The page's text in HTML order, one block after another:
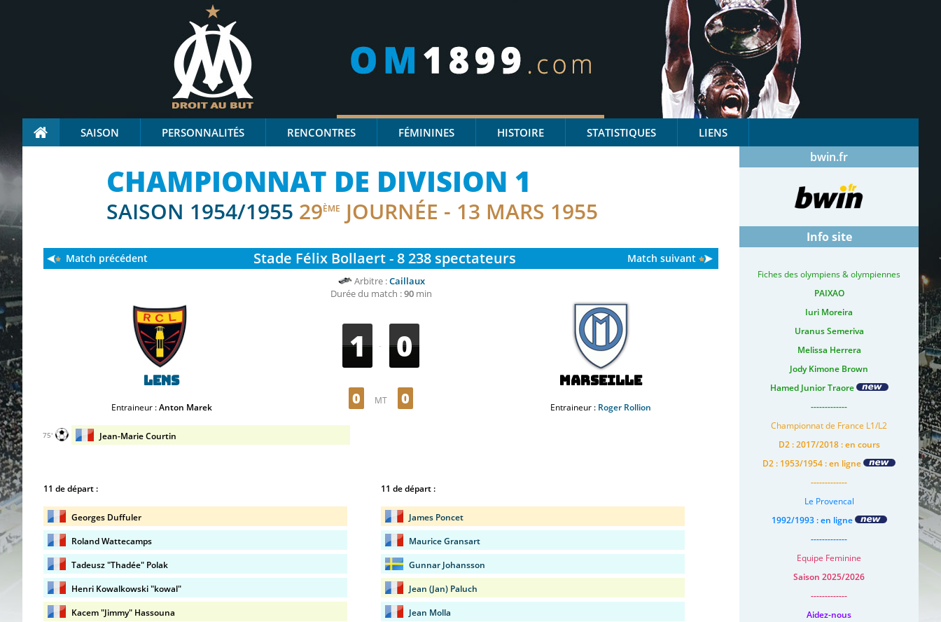
SAISON PERSONNALITÉS RENCONTRES FÉMININES HISTOIRE STATISTIQUES LIENS
CHAMPIONNAT DE DIVISION 1
SAISON 1954/1955 29ÈME JOURNÉE - 13 MARS 1955
Stade Félix Bollaert - 8 238 spectateurs
Match précédent Match suivant
Arbitre :Caillaux
Durée du match :90min
Lens
Entraineur :Anton Marek
1 - 0
0 MT 0
Marseille
Entraineur : Roger Rollion
Jean-Marie Courtin
75'
11 de départ :
Georges Duffuler
Roland Wattecamps
Tadeusz "Thadée" Polak
Henri Kowalkowski "kowal"
Kacem "Jimmy" Hassouna
11 de départ :
James Poncet
Maurice Gransart
Gunnar Johansson
Jean (Jan) Paluch
Jean Molla
bwin.fr
Info site
Fiches des olympiens & olympiennes
PAIXAO
Iuri Moreira
Uranus Semeriva
Melissa Herrera
Jody Kimone Brown
Hamed Junior Traore
-------------
Championnat de France L1/L2
D2 : 2017/2018 : en cours
D2 : 1953/1954 : en ligne
-------------
Le Provencal
1992/1993 : en ligne
-------------
Equipe Feminine
Saison 2025/2026
-------------
Aidez-nous